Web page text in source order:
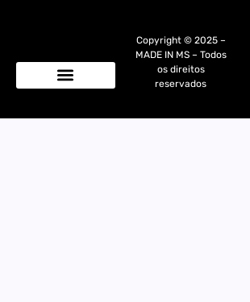
Copyright © 2025 –
MADE IN MS – Todos
os direitos
reservados